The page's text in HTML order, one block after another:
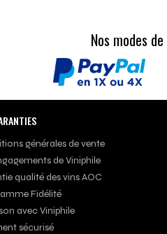
Nos modes
générales de vente
de Viniphile
qualité des vins AOC
Fidélité
avec Viniphile
sécurisé